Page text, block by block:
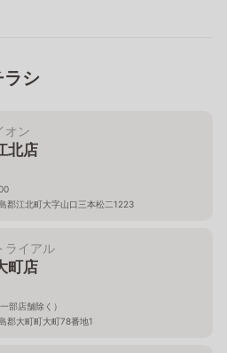
シ
オン
北店
郡江北町大字山口三本松二1223
ライアル
町店
部店舗除く）
郡大町町大町78番地1